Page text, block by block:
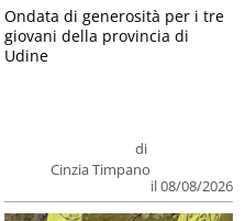
di
Cinzia Timpano
il 08/08/2026
Ondata di generosità per i tre
giovani della provincia di
Udine